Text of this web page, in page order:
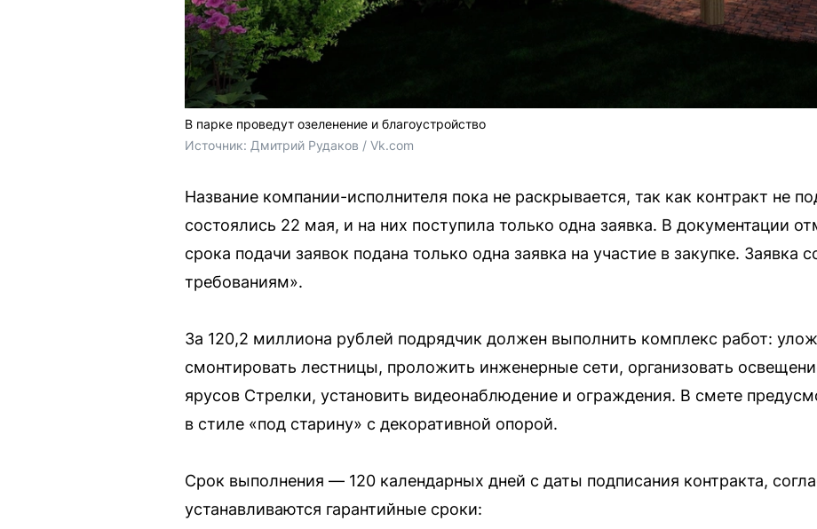
В парке проведут озеленение и благоустройство
Источник: Дмитрий Рудаков / Vk.com
Название компании-исполнителя пока не раскрывается, так как контракт не
состоялись 22 мая, и на них поступила только одна заявка. В документации
срока подачи заявок подана только одна заявка на участие в закупке. Заявка
требованиям».
За 120,2 миллиона рублей подрядчик должен выполнить комплекс работ:
смонтировать лестницы, проложить инженерные сети, организовать
ярусов Стрелки, установить видеонаблюдение и ограждения. В смете
в стиле «под старину» с декоративной опорой.
Срок выполнения — 120 календарных дней с даты подписания контракта,
устанавливаются гарантийные сроки: